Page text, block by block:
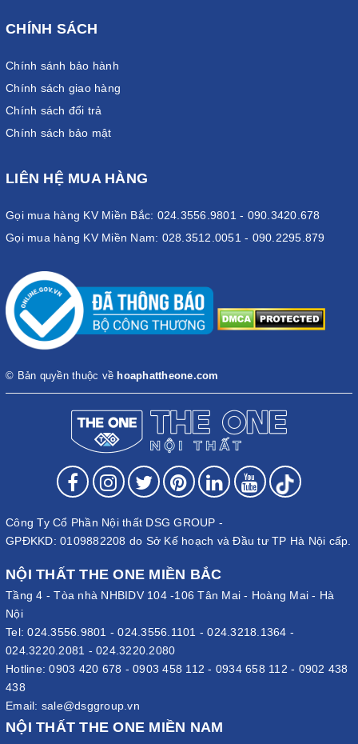
CHÍNH SÁCH
Chính sánh bảo hành
Chính sách giao hàng
Chính sách đổi trả
Chính sách bảo mật
LIÊN HỆ MUA HÀNG
Gọi mua hàng KV Miền Bắc: 024.3556.9801 - 090.3420.678
Gọi mua hàng KV Miền Nam: 028.3512.0051 - 090.2295.879
© Bản quyền thuộc về hoaphattheone.com
Công Ty Cổ Phần Nội thất DSG GROUP -
GPĐKKD: 0109882208 do Sở Kế hoạch và Đầu tư TP Hà Nội cấp.
NỘI THẤT THE ONE MIỀN BẮC
Tầng 4 - Tòa nhà NHBIDV 104 -106 Tân Mai - Hoàng Mai - Hà
Nội
Tel:024.3556.9801 -024.3556.1101 -024.3218.1364 -
024.3220.2081 - 024.3220.2080
Hotline:0903 420 678 - 0903 458 112 - 0934 658 112 - 0902 438
438
Email: sale@dsggroup.vn
NỘI THẤT THE ONE MIỀN NAM